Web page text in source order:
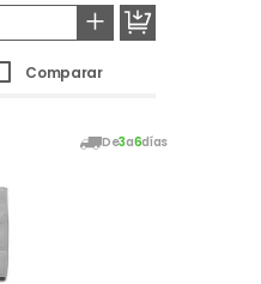
+
Comparar
De3a6días